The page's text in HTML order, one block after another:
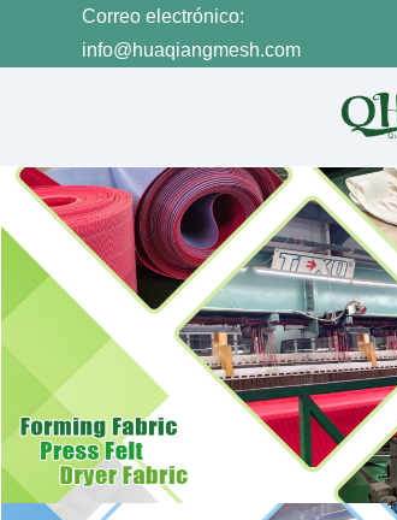
Correo electrónico:
info@huaqiangmesh.com